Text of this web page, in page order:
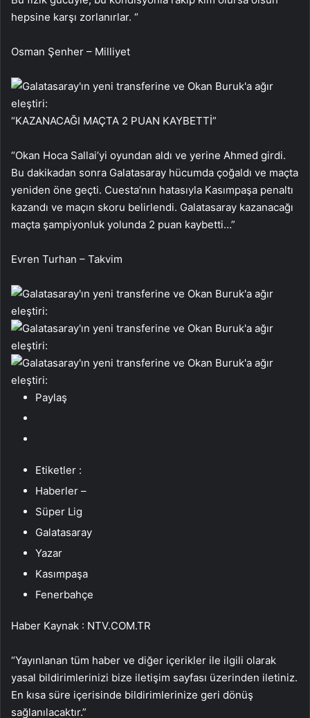
hepsine karşı zorlanırlar. “
Osman Şenher – Milliyet
“KAZANACAĞI MAÇTA 2 PUAN KAYBETTİ”
“Okan Hoca Sallai’yi oyundan aldı ve yerine Ahmed girdi.
Bu dakikadan sonra Galatasaray hücumda çoğaldı ve maçta
yeniden öne geçti. Cuesta’nın hatasıyla Kasımpaşa penaltı
kazandı ve maçın skoru belirlendi. Galatasaray kazanacağı
maçta şampiyonluk yolunda 2 puan kaybetti…”
Evren Turhan – Takvim
Paylaş
Etiketler :
Haberler –
Süper Lig
Galatasaray
Yazar
Kasımpaşa
Fenerbahçe
Haber Kaynak : NTV.COM.TR
“Yayınlanan tüm haber ve diğer içerikler ile ilgili olarak
yasal bildirimlerinizi bize iletişim sayfası üzerinden iletiniz.
En kısa süre içerisinde bildirimlerinize geri dönüş
sağlanılacaktır.”